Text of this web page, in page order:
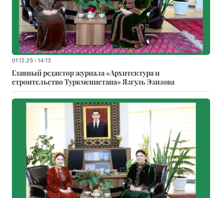
01.12.25 - 14:13
Главный редактор журнала «Архитектура и
строительство Туркменистана» Язгуль Эзизова